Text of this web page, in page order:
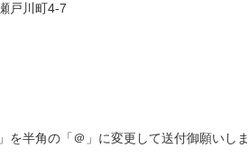
戸川町4-7
を半角の「＠」に変更して送付御願いしま